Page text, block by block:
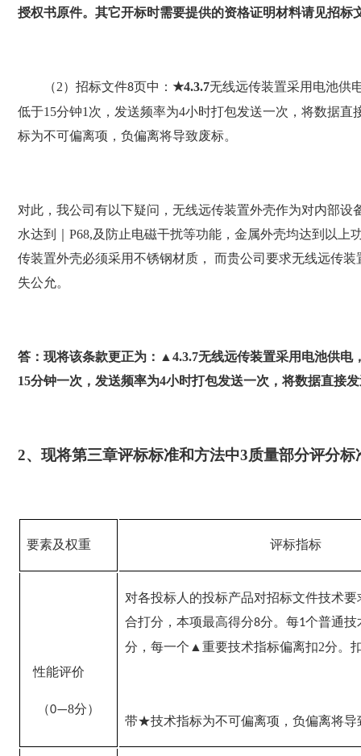
授权书原件。其它开标时需要提供的资格证明材料请见招标
（2）招标文件8页中： ★4.3.7无线远传装置采用电池供
低于15分钟1次，发送频率为4小时打包发送一次，将数据直
标为不可偏离项，负偏离将导致废标。
对此，我公司有以下疑问，无线远传装置外壳作为对内部
水达到
P68,及防止电磁干扰等功能，金属外壳均达到以上
传装置外壳必须采用不锈钢材质， 而贵公司要求无线远传
失公允。
答：现将该条款更正为： ▲ 4.3.7无线远传装置采用电池供电
15分钟一次，发送频率为4小时打包发送一次，将数据直接
2、现将第三章评标标准和方法中3质量部分评分标
要素及权重 评标指标
性能评价
（0—8分）
对各投标人的投标产品对招标文件技术
合打分，本项最高得分8分。每1个普通技
分，每一个 ▲重要技术指标偏离扣2分。
带★技术指标为不可偏离项，负偏离将导